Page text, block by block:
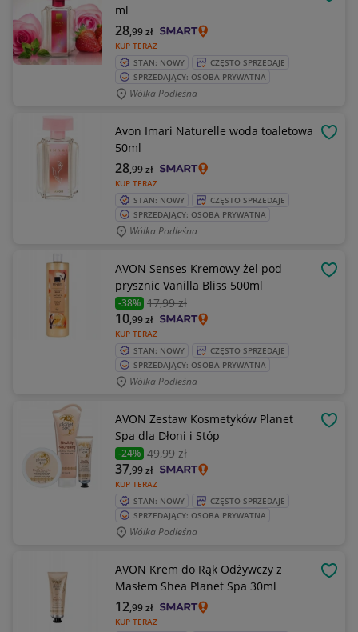
ml
KUP TERAZ
28,99zł
STAN: NOWY
CZĘSTO SPRZEDAJE
SPRZEDAJĄCY: OSOBA PRYWATNA
Wólka Podleśna
Avon Imari Naturelle woda toaletowa
50ml
KUP TERAZ
28,99zł
STAN: NOWY
CZĘSTO SPRZEDAJE
SPRZEDAJĄCY: OSOBA PRYWATNA
Wólka Podleśna
AVON Senses Kremowy żel pod
prysznic Vanilla Bliss 500ml
-38% 17,99 zł
KUP TERAZ
10,99zł
STAN: NOWY
CZĘSTO SPRZEDAJE
SPRZEDAJĄCY: OSOBA PRYWATNA
Wólka Podleśna
AVON Zestaw Kosmetyków Planet
Spa dla Dłoni i Stóp
-24% 49,99 zł
KUP TERAZ
37,99zł
STAN: NOWY
CZĘSTO SPRZEDAJE
SPRZEDAJĄCY: OSOBA PRYWATNA
Wólka Podleśna
AVON Krem do Rąk Odżywczy z
Masłem Shea Planet Spa 30ml
KUP TERAZ
12,99zł